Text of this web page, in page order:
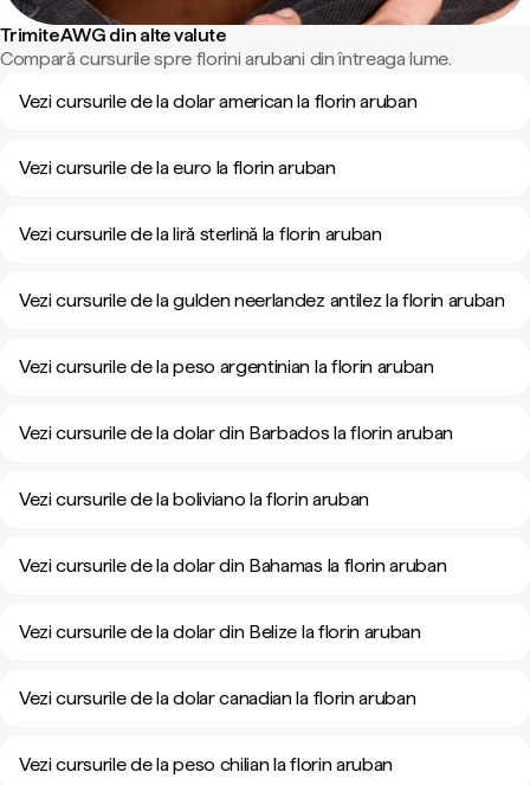
Trimite AWG din alte valute
Compară cursurile spre florini arubani din întreaga lume.
Vezi cursurile de la dolar american la florin aruban
Vezi cursurile de la euro la florin aruban
Vezi cursurile de la liră sterlină la florin aruban
Vezi cursurile de la gulden neerlandez antilez la florin aruban
Vezi cursurile de la peso argentinian la florin aruban
Vezi cursurile de la dolar din Barbados la florin aruban
Vezi cursurile de la boliviano la florin aruban
Vezi cursurile de la dolar din Bahamas la florin aruban
Vezi cursurile de la dolar din Belize la florin aruban
Vezi cursurile de la dolar canadian la florin aruban
Vezi cursurile de la peso chilian la florin aruban